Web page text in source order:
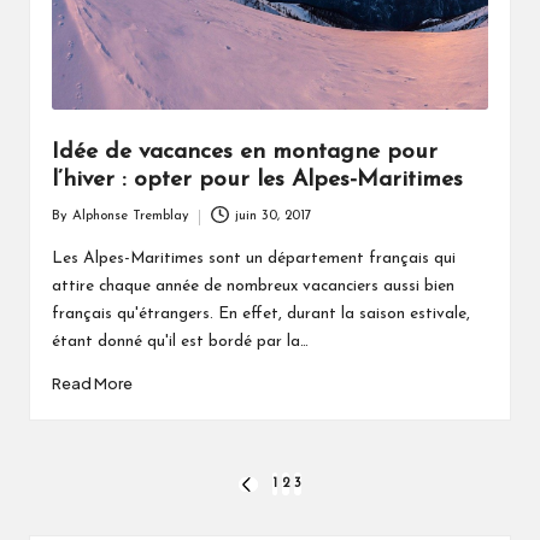
Idée de vacances en montagne pour
l’hiver : opter pour les Alpes-Maritimes
by
By Alphonse Tremblay juin 30, 2017
Les Alpes-Maritimes sont un département français qui
attire chaque année de nombreux vacanciers aussi bien
français qu'étrangers. En effet, durant la saison estivale,
étant donné qu'il est bordé par la…
Read More
PREVIOUS
1 2 3